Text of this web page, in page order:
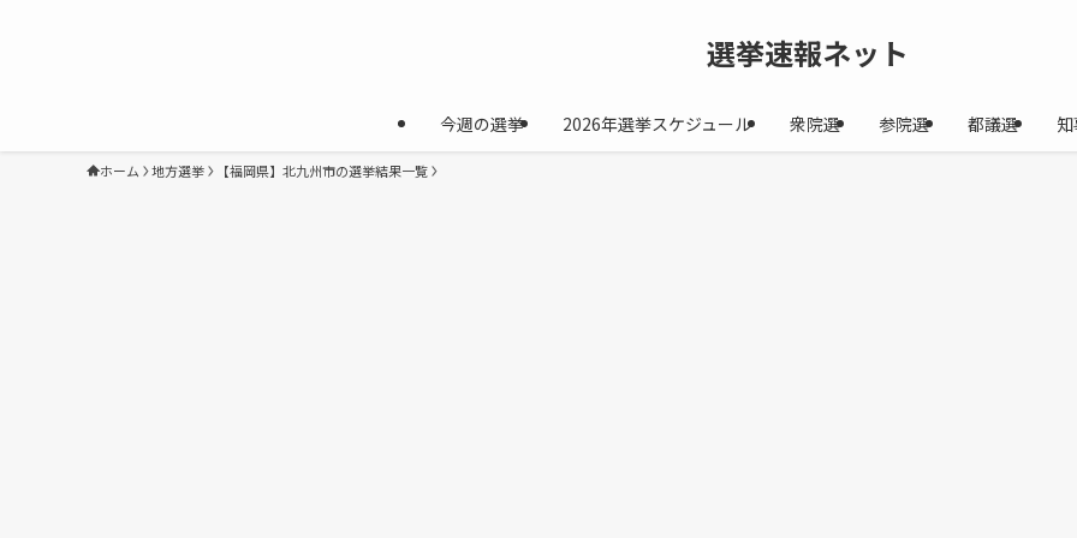
選挙速報ネット
今週の選挙 2026年選挙スケジュール 衆院選 参院選 都議選
ホーム 地方選挙 【福岡県】北九州市の選挙結果一覧